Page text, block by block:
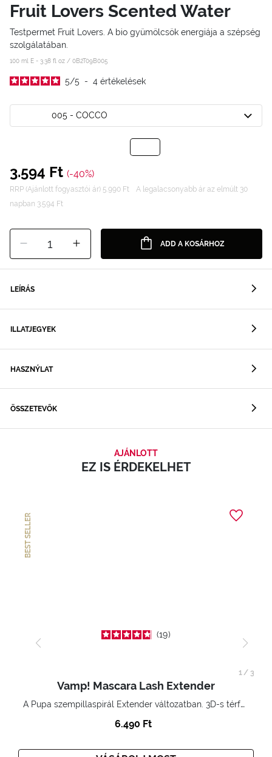
Fruit Lovers Scented Water
Testpermet Fruit Lovers. A bio gyümölcsök energiája a szépség
szolgálatában.
100 ml E - 3.38 fl oz / 0B2T09B005
5/5 - 4 értékelések
005 - COCCO
3.594 Ft (-40%)
RRP (Ajánlott fogyasztói ár) 5.990 Ft
A legalacsonyabb ár az elmúlt 30
napban 3.594 Ft
1 ADD A KOSÁRHOZ
LEÍRÁS
ILLATJEGYEK
HASZNÝLAT
ÖSSZETEVŐK
AJÁNLOTT
EZ IS ÉRDEKELHET
BEST SELLER
19
Vamp! Mascara Lash Extender
A Pupa szempillaspirál Extender változatban. 3D-s térfogatnövelő hatás. Hihetetlenül hosszú és göndör szempillák
6.490 Ft
1/ 3